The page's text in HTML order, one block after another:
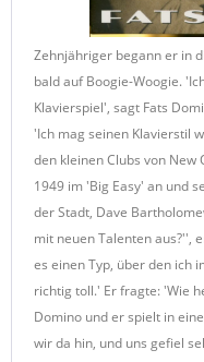
Zehnjähriger begann er in
bald auf Boogie-Woogie.
Klavierspiel', sagt Fats
'Ich mag seinen Klavierstil
den kleinen Clubs von New
1949 im 'Big Easy' an und
der Stadt, Dave
mit neuen Talenten aus?'',
es einen Typ, über den ich
richtig toll.' Er fragte: 'Wie
Domino und er spielt in
wir da hin, und uns gefiel